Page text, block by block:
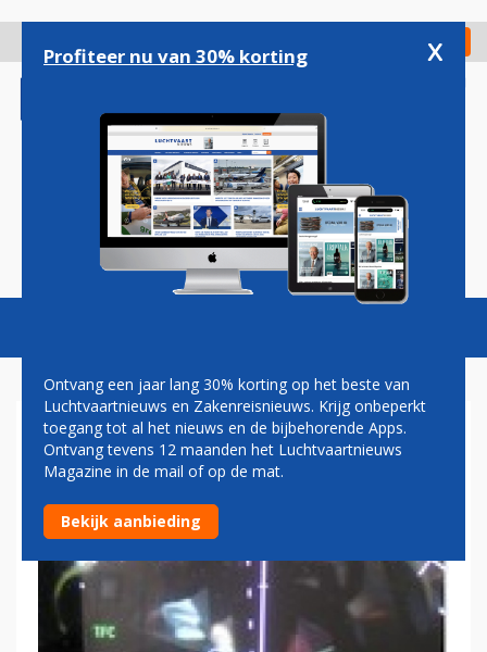
gaan
Check in
Magazine Podcasts Vacatures
DAVID VAN VLIET: INCLUSIEF
OF EXCLUSIEF BATTERIJEN...
Profiteer nu van 30% korting x
Ontvang een jaar lang 30% korting op het beste van
Luchtvaartnieuws en Zakenreisnieuws. Krijg onbeperkt
toegang tot al het nieuws en de bijbehorende Apps.
Ontvang tevens 12 maanden het Luchtvaartnieuws
Magazine in de mail of op de mat.
Bekijk aanbieding